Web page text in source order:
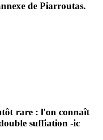
de Piarroutas.
rare : l'on connaît
suffiation -ic